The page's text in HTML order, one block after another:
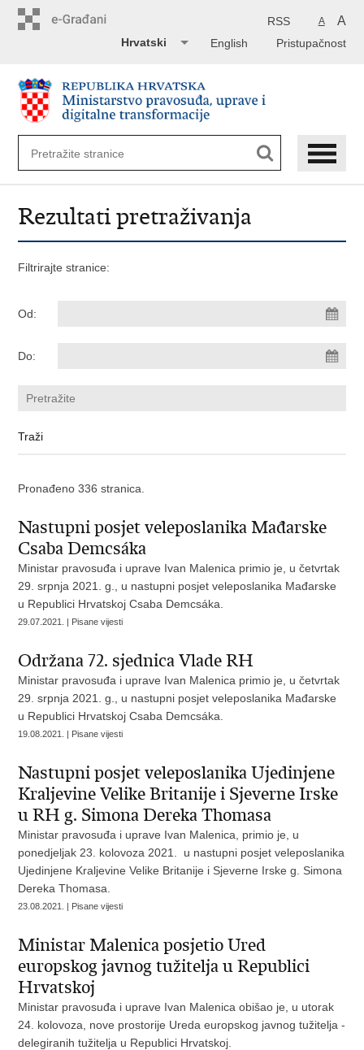
A A
RSS
Pristupačnost
English
Hrvatski
Rezultati pretraživanja
Filtrirajte stranice:
Od:
Do:
Pronađeno 336 stranica.
Nastupni posjet veleposlanika Mađarske
Csaba Demcsáka
Ministar pravosuđa i uprave Ivan Malenica primio je, u četvrtak
29. srpnja 2021. g., u nastupni posjet veleposlanika Mađarske
u Republici Hrvatskoj Csaba Demcsáka.
29.07.2021. | Pisane vijesti
Održana 72. sjednica Vlade RH
Ministar pravosuđa i uprave Ivan Malenica primio je, u četvrtak
29. srpnja 2021. g., u nastupni posjet veleposlanika Mađarske
u Republici Hrvatskoj Csaba Demcsáka.
19.08.2021. | Pisane vijesti
Nastupni posjet veleposlanika Ujedinjene
Kraljevine Velike Britanije i Sjeverne Irske
u RH g. Simona Dereka Thomasa
Ministar pravosuđa i uprave Ivan Malenica, primio je, u
ponedjeljak 23. kolovoza 2021. u nastupni posjet veleposlanika
Ujedinjene Kraljevine Velike Britanije i Sjeverne Irske g. Simona
Dereka Thomasa.
23.08.2021. | Pisane vijesti
Ministar Malenica posjetio Ured
europskog javnog tužitelja u Republici
Hrvatskoj
Ministar pravosuđa i uprave Ivan Malenica obišao je, u utorak
24. kolovoza, nove prostorije Ureda europskog javnog tužitelja -
delegiranih tužitelja u Republici Hrvatskoj.